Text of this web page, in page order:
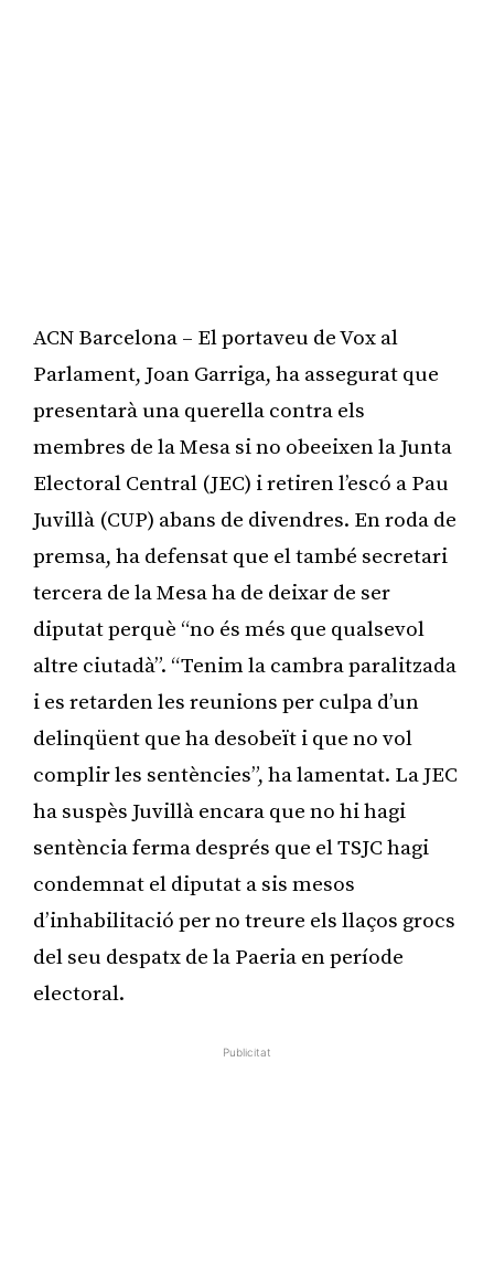
ACN Barcelona – El portaveu de Vox al
Parlament, Joan Garriga, ha assegurat que
presentarà una querella contra els
membres de la Mesa si no obeeixen la Junta
Electoral Central (JEC) i retiren l’escó a Pau
Juvillà (CUP) abans de divendres. En roda de
premsa, ha defensat que el també secretari
tercera de la Mesa ha de deixar de ser
diputat perquè “no és més que qualsevol
altre ciutadà”. “Tenim la cambra paralitzada
i es retarden les reunions per culpa d’un
delinqüent que ha desobeït i que no vol
complir les sentències”, ha lamentat. La JEC
ha suspès Juvillà encara que no hi hagi
sentència ferma després que el TSJC hagi
condemnat el diputat a sis mesos
d’inhabilitació per no treure els llaços grocs
del seu despatx de la Paeria en període
electoral.
Publicitat